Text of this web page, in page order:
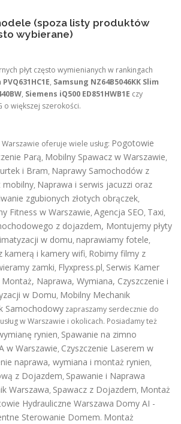
(spoza listy produktów
wybierane)
płyt często wymienianych w rankingach
, Samsung NZ64B5046KK Slim
, Siemens iQ500 ED851HWB1E czy
o większej szerokości.
oferuje wiele usług: Pogotowie
Parą, Mobilny Spawacz w Warszawie,
i Bram, Naprawy Samochodów z
mobilny, Naprawa i serwis jacuzzi oraz
zgubionych złotych obrączek,
Fitness w Warszawie, Agencja SEO, Taxi,
z dojazdem, Montujemy płyty
w domu, naprawiamy fotele,
kamerą i kamery wifi, Robimy filmy z
zamki, Flyxpress.pl, Serwis Kamer
Montaż, Naprawa, Wymiana, Czyszczenie i
w Domu, Mobilny Mechanik
Samochodowy zapraszamy serdecznie do
w Warszawie i okolicach. Posiadamy też
rynien, Spawanie na zimno
w Warszawie, Czyszczenie Laserem w
naprawa, wymiana i montaż rynien,
z Dojazdem, Spawanie i Naprawa
Warszawa, Spawacz z Dojazdem, Montaż
Hydrauliczne Warszawa Domy AI -
Sterowanie Domem. Montaż